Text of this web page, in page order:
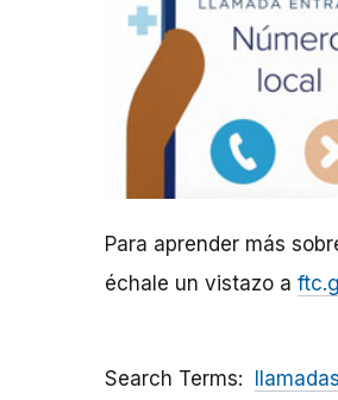
Para aprender más
échale un vistazo a
Search Terms